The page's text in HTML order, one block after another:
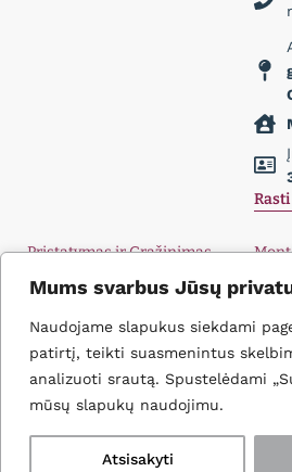
Mums svarbus Jūsų
Naudojame slapukus siekdami
patirtį, teikti suasmenintus
analizuoti srautą. Spustelėdami
mūsų slapukų naudojimu.
Atsisakyti
Pristatymas ir Grąžinimas
Privatumo politika
© 2026 Grindupė. Visos